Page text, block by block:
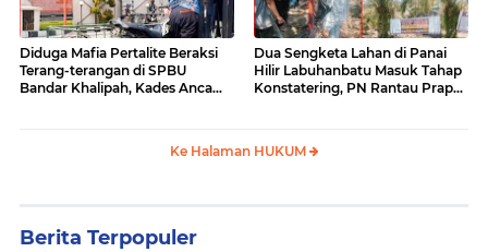
Diduga Mafia Pertalite Beraksi
Terang-terangan di SPBU
Bandar Khalipah, Kades Ancam
Dua Sengketa Lahan di Panai
Hilir Labuhanbatu Masuk Tahap
Konstatering, PN Rantau Prapat
Ke Halaman HUKUM
Berita Terpopuler